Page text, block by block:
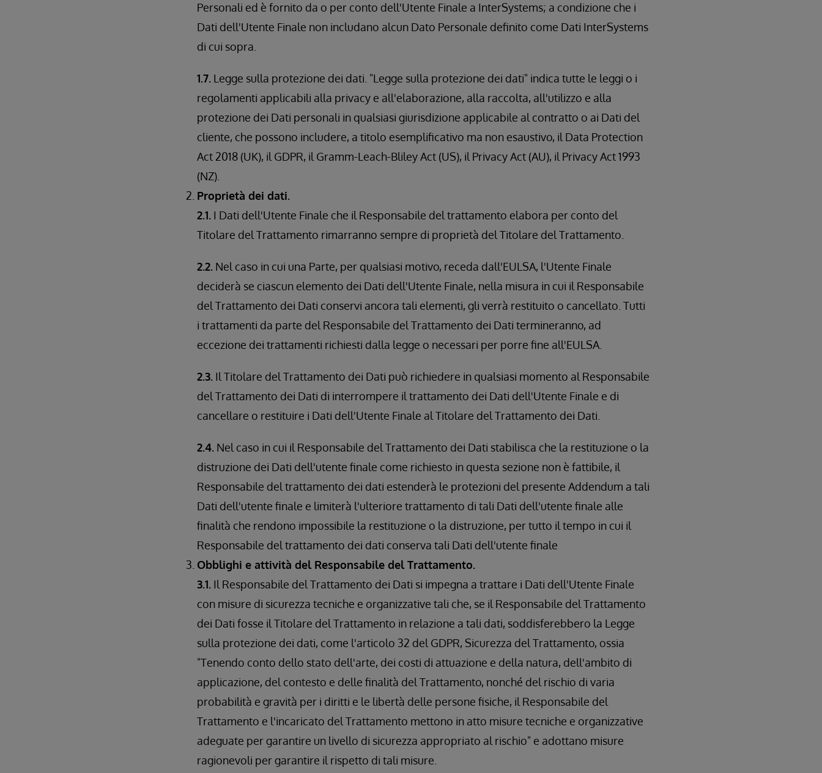
Personali ed è fornito da o per conto dell'Utente Finale a InterSystems; a condizione che i
Dati dell'Utente Finale non includano alcun Dato Personale definito come Dati InterSystems
di cui sopra.
1.7. Legge sulla protezione dei dati. "Legge sulla protezione dei dati" indica tutte le leggi o i
regolamenti applicabili alla privacy e all'elaborazione, alla raccolta, all'utilizzo e alla
protezione dei Dati personali in qualsiasi giurisdizione applicabile al contratto o ai Dati del
cliente, che possono includere, a titolo esemplificativo ma non esaustivo, il Data Protection
Act 2018 (UK), il GDPR, il Gramm-Leach-Bliley Act (US), il Privacy Act (AU), il Privacy Act 1993
(NZ).
Proprietà dei dati.
2.1. I Dati dell'Utente Finale che il Responsabile del trattamento elabora per conto del
Titolare del Trattamento rimarranno sempre di proprietà del Titolare del Trattamento.
2.2. Nel caso in cui una Parte, per qualsiasi motivo, receda dall'EULSA, l'Utente Finale
deciderà se ciascun elemento dei Dati dell'Utente Finale, nella misura in cui il Responsabile
del Trattamento dei Dati conservi ancora tali elementi, gli verrà restituito o cancellato. Tutti
i trattamenti da parte del Responsabile del Trattamento dei Dati termineranno, ad
eccezione dei trattamenti richiesti dalla legge o necessari per porre fine all'EULSA.
2.3. Il Titolare del Trattamento dei Dati può richiedere in qualsiasi momento al Responsabile
del Trattamento dei Dati di interrompere il trattamento dei Dati dell'Utente Finale e di
cancellare o restituire i Dati dell'Utente Finale al Titolare del Trattamento dei Dati.
2.4. Nel caso in cui il Responsabile del Trattamento dei Dati stabilisca che la restituzione o la
distruzione dei Dati dell'utente finale come richiesto in questa sezione non è fattibile, il
Responsabile del trattamento dei dati estenderà le protezioni del presente Addendum a tali
Dati dell'utente finale e limiterà l'ulteriore trattamento di tali Dati dell'utente finale alle
finalità che rendono impossibile la restituzione o la distruzione, per tutto il tempo in cui il
Responsabile del trattamento dei dati conserva tali Dati dell'utente finale
Obblighi e attività del Responsabile del Trattamento.
3.1. Il Responsabile del Trattamento dei Dati si impegna a trattare i Dati dell'Utente Finale
con misure di sicurezza tecniche e organizzative tali che, se il Responsabile del Trattamento
dei Dati fosse il Titolare del Trattamento in relazione a tali dati, soddisferebbero la Legge
sulla protezione dei dati, come l'articolo 32 del GDPR, Sicurezza del Trattamento, ossia
"Tenendo conto dello stato dell'arte, dei costi di attuazione e della natura, dell'ambito di
applicazione, del contesto e delle finalità del Trattamento, nonché del rischio di varia
probabilità e gravità per i diritti e le libertà delle persone fisiche, il Responsabile del
Trattamento e l'incaricato del Trattamento mettono in atto misure tecniche e organizzative
adeguate per garantire un livello di sicurezza appropriato al rischio" e adottano misure
ragionevoli per garantire il rispetto di tali misure.